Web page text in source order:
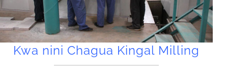
Kwa nini Chagua Kingal Milling